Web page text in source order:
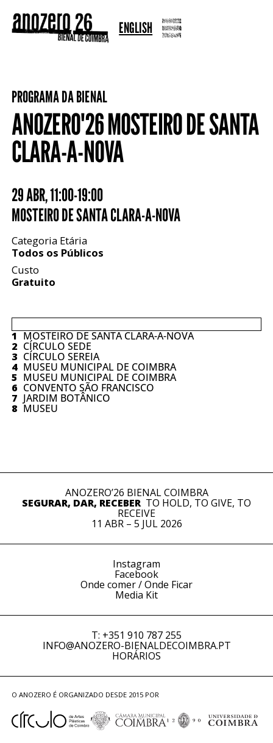
ENGLISH
PROGRAMA DA BIENAL
ANOZERO'26 MOSTEIRO DE SANTA
CLARA-A-NOVA
29 ABR,11:00-19:00
MOSTEIRO DE SANTA CLARA-A-NOVA
Categoria Etária
Todos os Públicos
Custo
Gratuito
1 MOSTEIRO DE SANTA CLARA-A-NOVA
2 CÍRCULO SEDE
3 CÍRCULO SEREIA
4 MUSEU MUNICIPAL DE COIMBRA
5 MUSEU MUNICIPAL DE COIMBRA
6 CONVENTO SÃO FRANCISCO
7 JARDIM BOTÂNICO
8 MUSEU
ANOZERO’26 BIENAL COIMBRA
SEGURAR, DAR, RECEBERTO HOLD, TO GIVE, TO
RECEIVE
11 ABR – 5 JUL 2026
Instagram
Facebook
Onde comer / Onde Ficar
Media Kit
T: +351 910 787 255
INFO@ANOZERO-BIENALDECOIMBRA.PT
HORÁRIOS
O ANOZERO É ORGANIZADO DESDE 2015 POR